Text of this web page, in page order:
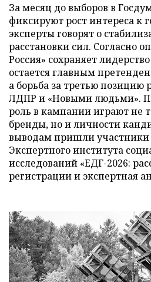
За месяц до выборов в
фиксируют рост интереса к
эксперты говорят о
расстановки сил. Согласно
Россия» сохраняет
остается главным
а борьба за третью позицию
ЛДПР и «Новыми людьми».
роль в кампании играют не
бренды, но и личности
выводам пришли участники
Экспертного института
исследований «ЕДГ-2026:
регистрации и экспертная